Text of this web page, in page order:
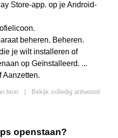
Store-app. op je Android-
beheren. Beheren.
je wilt installeren of
op Geïnstalleerd. ...
Aanzetten.
bron
Bekijk volledig antwoord
openstaan?